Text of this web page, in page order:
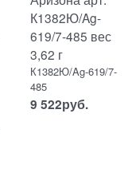
К1382Ю/Ag-
619/7-485 вес
3,62 г
К1382Ю/Ag-619/7-
485
9 522руб.